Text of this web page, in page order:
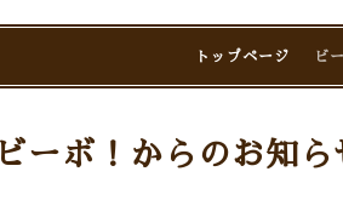
トップページ ビ
ビーボ！からのお知ら